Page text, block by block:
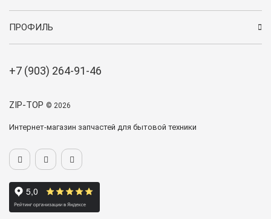
ZIP-TOP © 2026
Интернет-магазин запчастей для бытовой техники
ПРОФИЛЬ
+7 (903) 264-91-46